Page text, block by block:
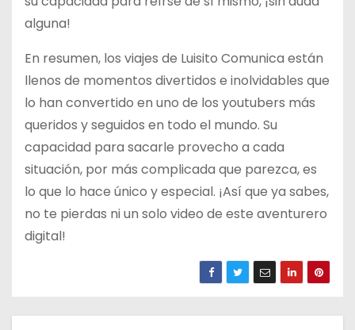
alguna!
En resumen, los viajes de Luisito Comunica están
llenos de momentos divertidos e inolvidables que
lo han convertido en uno de los youtubers más
queridos y seguidos en todo el mundo. Su
capacidad para sacarle provecho a cada
situación, por más complicada que parezca, es
lo que lo hace único y especial. ¡Así que ya sabes,
no te pierdas ni un solo video de este aventurero
digital!